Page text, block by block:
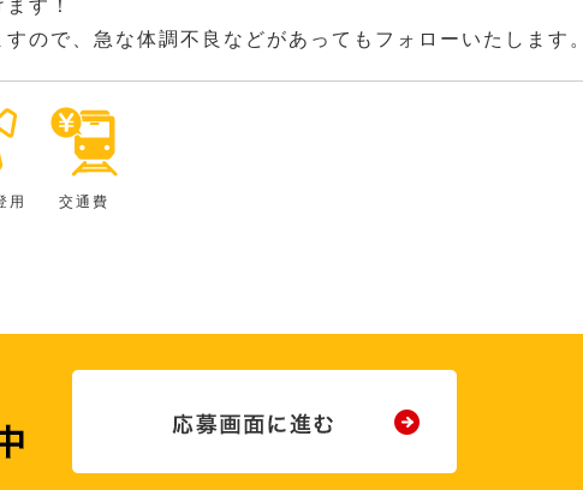
す！
ので、急な体調不良などがあってもフォローいたします。
用 交通費